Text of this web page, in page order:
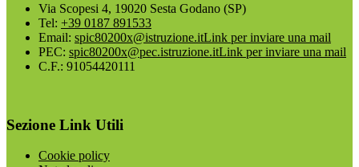
Via Scopesi 4, 19020 Sesta Godano (SP)
Tel: +39 0187 891533
Email: spic80200x@istruzione.itLink per inviare una mail
PEC: spic80200x@pec.istruzione.itLink per inviare una mail
C.F.: 91054420111
Sezione Link Utili
Cookie policy